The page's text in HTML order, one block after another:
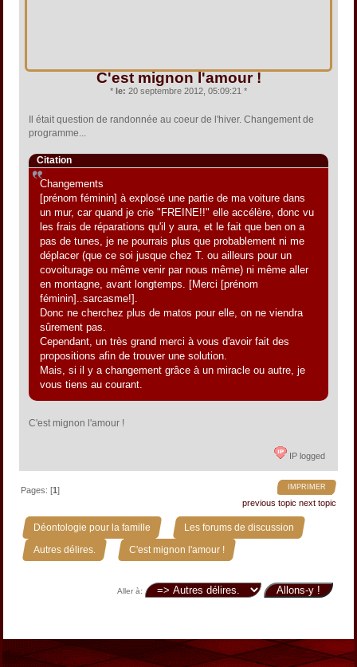
C'est mignon l'amour !
* le: 20 septembre 2012, 05:09:21 *
Il était question de randonnée au coeur de l'hiver. Changement de
programme...
Citation
Changements
[prénom féminin] à explosé une partie de ma voiture dans
un mur, car quand je crie "FREINE!!" elle accélère, donc vu
les frais de réparations qu'il y aura, et le fait que ben on a
pas de tunes, je ne pourrais plus que probablement ni me
déplacer (que ce soi jusque chez T. ou ailleurs pour un
covoiturage ou même venir par nous même) ni même aller
en montagne, avant longtemps. [Merci [prénom
féminin]..sarcasme!].
Donc ne cherchez plus de matos pour elle, on ne viendra
sûrement pas.
Cependant, un très grand merci à vous d'avoir fait des
propositions afin de trouver une solution.
Mais, si il y a changement grâce à un miracle ou autre, je
vous tiens au courant.
C'est mignon l'amour !
IP logged
IMPRIMER
Pages: [1]
previous topic next topic
Déontologie pour la famille » Les forums de discussion »
Autres délires. » C'est mignon l'amour !
Aller à: